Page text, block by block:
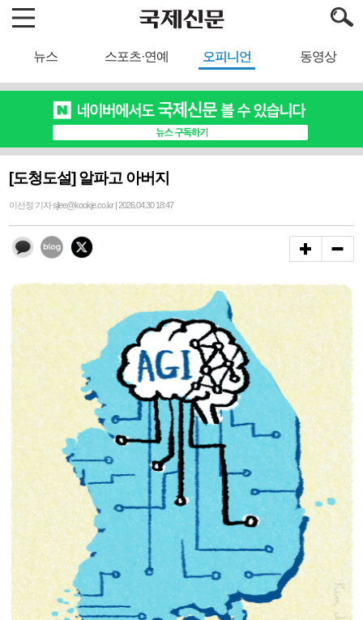
뉴스 스포츠·연예 오피니언 동영상
[도청도설] 알파고 아버지
이선정 기자 sjlee@kookje.co.kr | 2026.04.30 18:47